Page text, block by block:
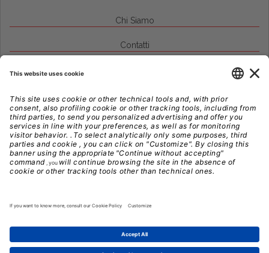
Chi Siamo
Contatti
Note Legali
Privacy
Gestione Cookie